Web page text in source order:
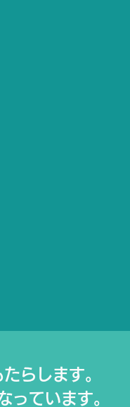
らします。
っています。